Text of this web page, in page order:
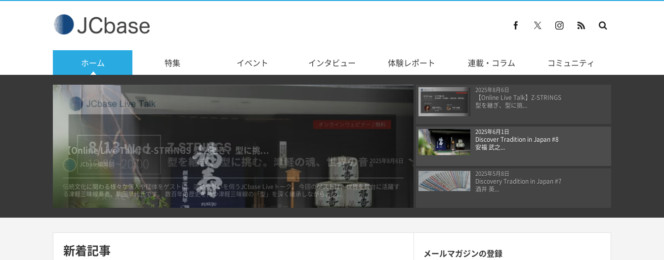
ホーム 特集 イベント インタビュー 体験レポート 連載・コラム コミュニティ
JCbase編集部
Discover Tradition in Japan #8 安福 武之...
JCbase編集部 2025年6月1日
神戸酒心館の歴史と伝統 竹村（JCBase）：本日は、日本酒に新風を起こす創業1751年の神戸酒心館、安福様にお越しいただい
ています。1751年というのは約270年前で、安福様は13代目にあたります。「福寿」を守りながら...
JCbase編集部
2025年8月6日
【Online Live Talk】Z-STRINGS
型を継ぎ、型に挑...
2025年6月1日
Discover Tradition in Japan #8
安福 武之...
2025年5月8日
Discovery Tradition in Japan #7
酒井 英...
新着記事 メールマガジンの登録